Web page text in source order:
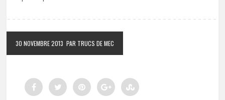
30 NOVEMBRE 2013 PAR TRUCS DE MEC